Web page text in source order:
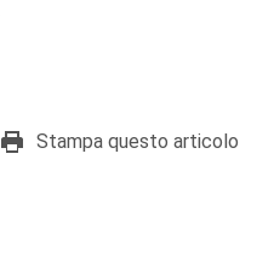
Stampa questo articolo